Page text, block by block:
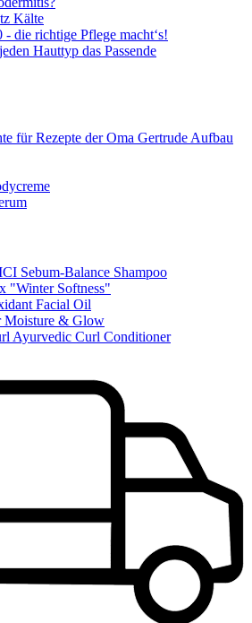
Kälte
- die richtige Pflege macht‘s!
Hauttyp das Passende
für Rezepte der Oma Gertrude Aufbau
Sebum-Balance Shampoo
"Winter Softness"
Facial Oil
Moisture & Glow
Ayurvedic Curl Conditioner